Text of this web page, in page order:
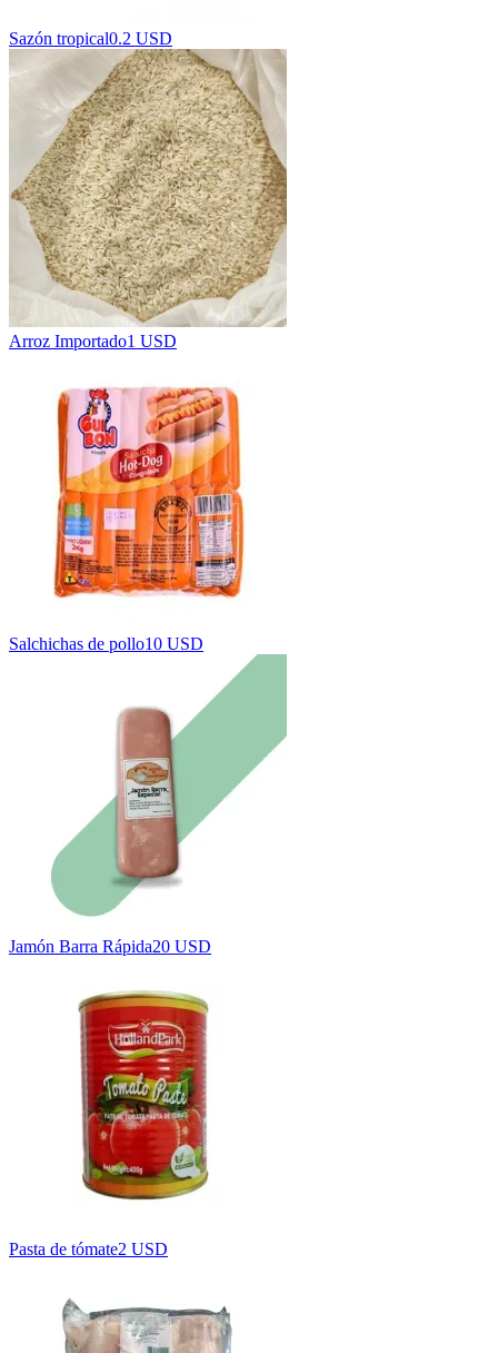
Sazón tropical0.2 USD
Arroz Importado1 USD
Salchichas de pollo10 USD
Jamón Barra Rápida20 USD
Pasta de tómate2 USD